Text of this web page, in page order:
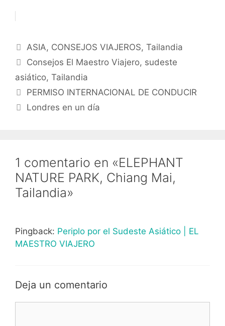
Categorías
ASIA, CONSEJOS VIAJEROS,Tailandia
Etiquetas
Consejos El Maestro Viajero, sudeste
asiático, Tailandia
PERMISO INTERNACIONAL DE CONDUCIR
Londres en un día
1 comentario en «ELEPHANT
NATURE PARK, Chiang Mai,
Tailandia»
Pingback: Periplo por el Sudeste Asiático | EL
MAESTRO VIAJERO
Deja un comentario